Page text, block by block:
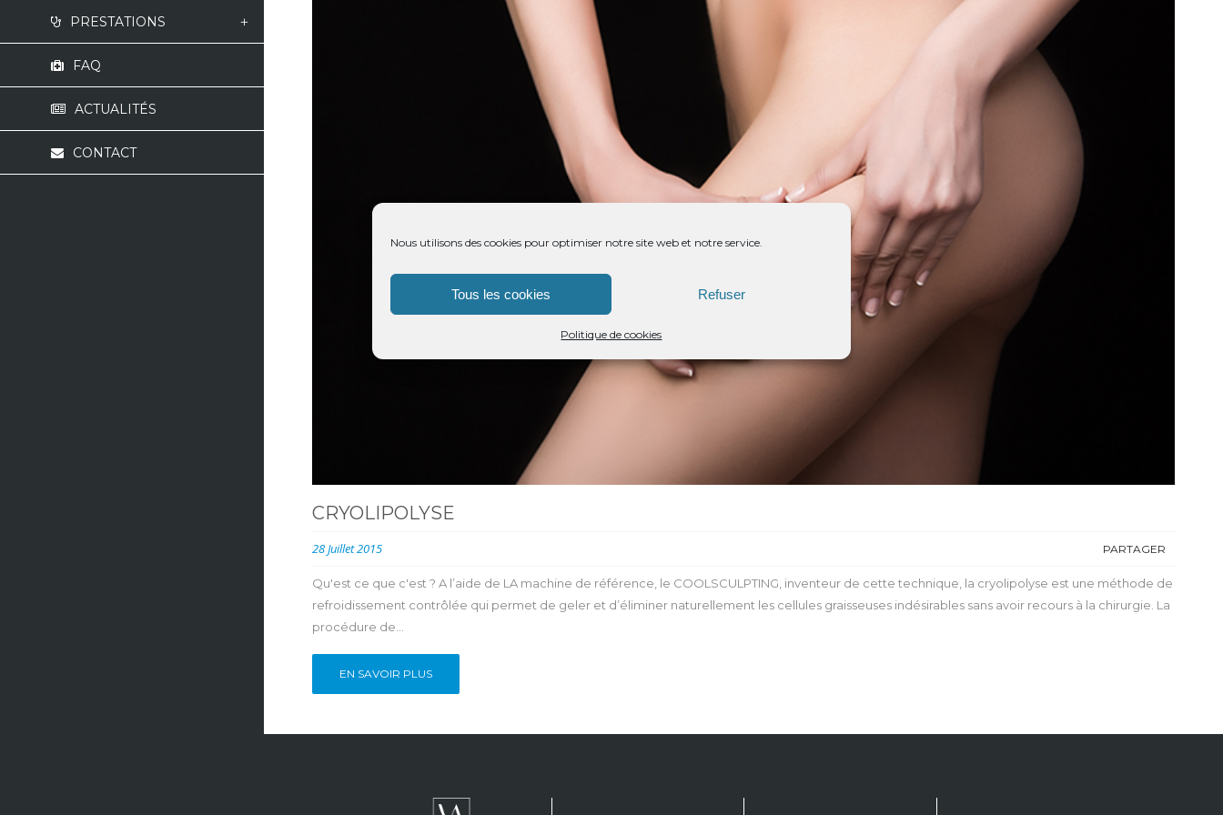
Nous utilisons des cookies pour optimiser notre site web et notre service.
Tous les cookies Refuser
Politique de cookies
PRESTATIONS
FAQ
ACTUALITÉS
CONTACT
CRYOLIPOLYSE
28 Juillet 2015 PARTAGER
Qu'est ce que c'est ? A l’aide de LA machine de référence, le COOLSCULPTING, inventeur de cette technique, la cryolipolyse est une méthode de
refroidissement contrôlée qui permet de geler et d’éliminer naturellement les cellules graisseuses indésirables sans avoir recours à la chirurgie. La
procédure de...
EN SAVOIR PLUS